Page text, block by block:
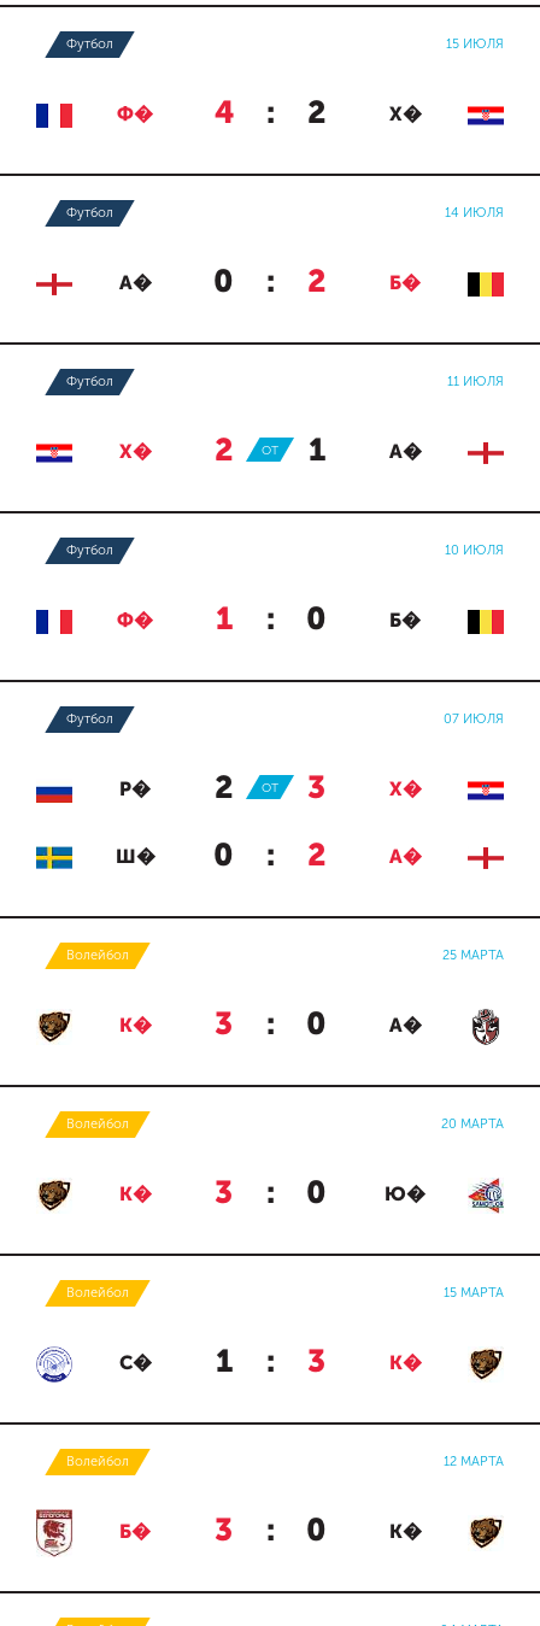
Футбол 15 ИЮЛЯ
Ф� 4 : 2 Х�
Футбол 14 ИЮЛЯ
А� 0 : 2 Б�
Футбол 11 ИЮЛЯ
Х� 2 : 1 А�
ОТ
Футбол 10 ИЮЛЯ
Ф� 1 : 0 Б�
Футбол 07 ИЮЛЯ
Р� 2 : 3 Х�
ОТ
Ш� 0 : 2 А�
Волейбол 25 МАРТА
К� 3 : 0 А�
Волейбол 20 МАРТА
К� 3 : 0 Ю�
Волейбол 15 МАРТА
С� 1 : 3 К�
Волейбол 12 МАРТА
Б� 3 : 0 К�